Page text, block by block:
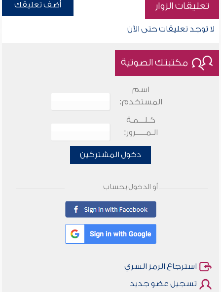
تعليقات الزوار أضف تعليقك
لا توجد تعليقات حتى الآن
مكتبتك الصوتية
اسم
المستخدم:
كـلـــمـة
الـمـــــرور:
دخول المشتركين
أو الدخول بحساب
استرجاع الرمز السري
تسجيل عضو جديد